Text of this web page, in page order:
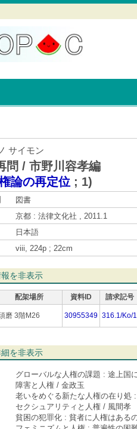
サイモン
問 / 市野川容孝編
論の再定位 ; 1)
図書
京都 : 法律文化社 , 2011.1
日本語
viii, 224p ; 22cm
を非表示
配架場所 資料ID 請求記号
磨 3階M26 30955349 316.1/Ko/1
を非表示
グローバルな人権の課題 : 途上国
障害と人権 / 金政玉
老いをめぐる新たな人権の在り処
セクシュアリティと人権 / 風間孝
貧困の犯罪化 : 貧者に人権はある